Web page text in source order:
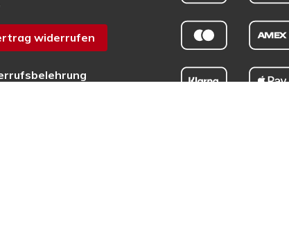
widerrufen